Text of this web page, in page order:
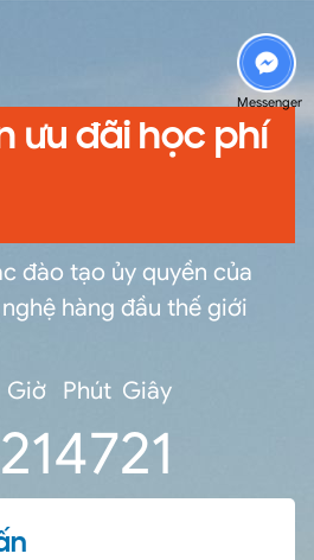
ưu đãi học phí
đào tạo ủy quyền của
hàng đầu thế giới
Giờ
21
Phút
47
Giây
19
Messenger